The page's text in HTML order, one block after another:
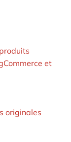
et
originales